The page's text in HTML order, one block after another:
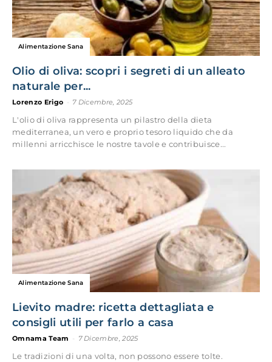
Alimentazione Sana
Olio di oliva: scopri i segreti di un alleato
naturale per...
Lorenzo Erigo 7 Dicembre, 2025
L'olio di oliva rappresenta un pilastro della dieta
mediterranea, un vero e proprio tesoro liquido che da
millenni arricchisce le nostre tavole e contribuisce...
Alimentazione Sana
Lievito madre: ricetta dettagliata e
consigli utili per farlo a casa
Omnama Team 7 Dicembre, 2025
Le tradizioni di una volta, non possono essere tolte.